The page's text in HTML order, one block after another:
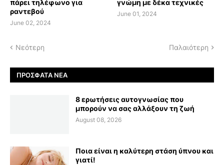
πάρει τηλέφωνο για
ραντεβού
June 02, 2024
γνώμη με δέκα τεχνικές
June 01, 2024
Νεότερη Παλαιότερη
ΠΡΌΣΦΑΤΑ ΝΈΑ
8 ερωτήσεις αυτογνωσίας που
μπορούν να σας αλλάξουν τη ζωή
August 08, 2026
Ποια είναι η καλύτερη στάση ύπνου και
γιατί!